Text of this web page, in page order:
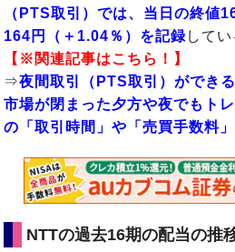
（PTS取引）では、当日の終値
164円（＋1.04％）を記録してい
【※関連記事はこちら！】
⇒夜間取引（PTS取引）ができ
市場が閉まった夕方や夜でもト
の「取引時間」や「売買手数料」
NTTの過去16期の配当の推